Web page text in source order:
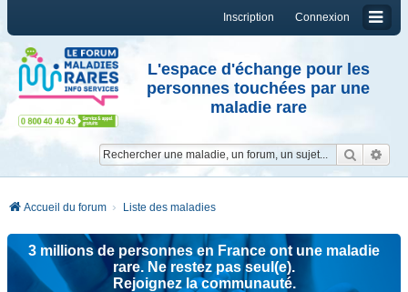
Connexion
Inscription
L'espace d'échange pour les
personnes touchées par une
maladie rare
Accueil du forum Liste des maladies
3 millions de personnes en France ont une maladie
rare. Ne restez pas seul(e).
Rejoignez la communauté.